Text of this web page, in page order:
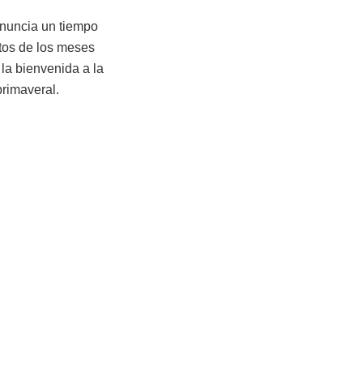
un tiempo
de los meses
bienvenida a la